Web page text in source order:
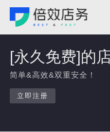
[永久免费]的
简单&高效&双重安全！
立即注册